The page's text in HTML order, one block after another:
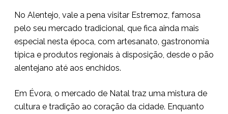
No Alentejo, vale a pena visitar Estremoz, famosa
pelo seu mercado tradicional, que fica ainda mais
especial nesta época, com artesanato, gastronomia
típica e produtos regionais à disposição, desde o pão
alentejano até aos enchidos.
Em Évora, o mercado de Natal traz uma mistura de
cultura e tradição ao coração da cidade. Enquanto